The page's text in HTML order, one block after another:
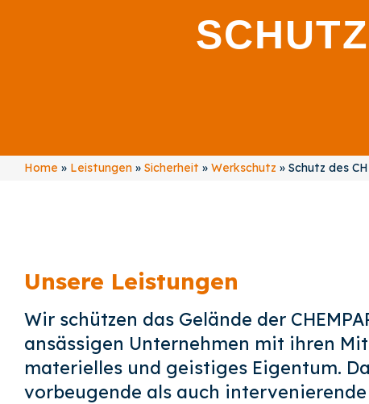
Home » Leistungen » Sicherheit » Werkschutz » Schutz des
Unsere Leistungen
Wir schützen das Gelände der
ansässigen Unternehmen mit ihren
materielles und geistiges Eigentum.
vorbeugende als auch